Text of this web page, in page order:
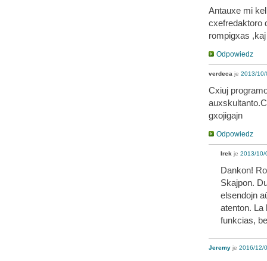
Antauxe mi
cxefredaktoro
rompigxas
Odpowiedz
verdeca je 2013/
Cxiuj
gxojigajn
Odpowiedz
Irek je 2013/10/
Dankon!
Skajpon.
elsendojn
atenton.
funkcias,
Jeremy je 2016/12/